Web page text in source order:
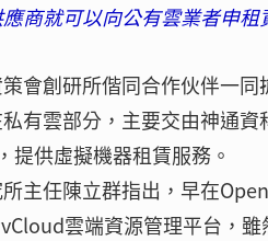
商就可以向公有雲業者申
會創研所偕同合作伙伴一
有雲部分，主要交由神通
提供虛擬機器租賃服務。
主任陳立群指出，早在
雲端資源管理平台，